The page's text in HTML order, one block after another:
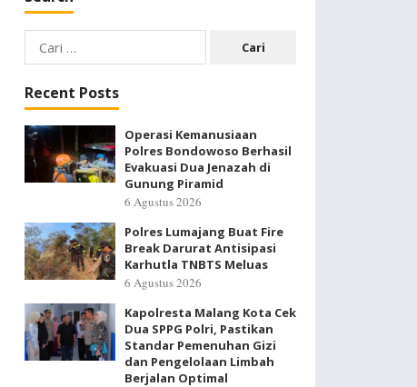
Cari
untuk:
Recent Posts
Operasi Kemanusiaan
Polres Bondowoso Berhasil
Evakuasi Dua Jenazah di
Gunung Piramid
6 Agustus 2026
Polres Lumajang Buat Fire
Break Darurat Antisipasi
Karhutla TNBTS Meluas
6 Agustus 2026
Kapolresta Malang Kota Cek
Dua SPPG Polri, Pastikan
Standar Pemenuhan Gizi
dan Pengelolaan Limbah
Berjalan Optimal